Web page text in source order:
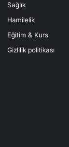
Sağlık
Hamilelik
Eğitim & Kurs
Gizlilik politikası